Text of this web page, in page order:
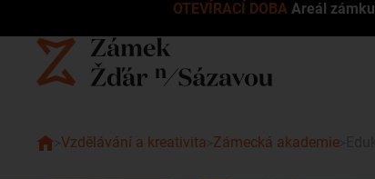
OTEVÍRACÍ DOBA Areál zámku
Vzdělávání a kreativita Zámecká akademie